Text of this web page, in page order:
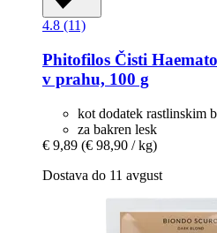
4.8 (11)
Phitofilos Čisti
v prahu, 100 g
kot dodatek rastlinskim
za bakren lesk
€ 9,89 (€ 98,90 / kg)
Dostava do 11 avgust